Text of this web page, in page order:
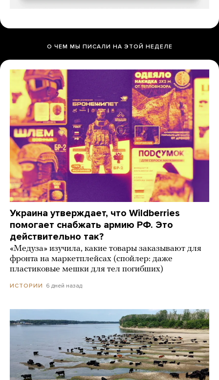
О ЧЕМ МЫ ПИСАЛИ НА ЭТОЙ НЕДЕЛЕ
Украина утверждает, что Wildberries
помогает снабжать армию РФ. Это
действительно так?
«Медуза» изучила, какие товары заказывают для
фронта на маркетплейсах (спойлер: даже
пластиковые мешки для тел погибших)
ИСТОРИИ 6 дней назад